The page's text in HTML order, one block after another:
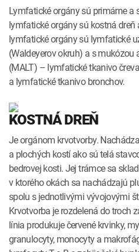
Lymfatické orgány sú primárne a
lymfatické orgány sú kostná dreň
lymfatické orgány sú lymfatické
(Waldeyerov okruh) a s
(MALT) – lymfatické tkanivo
a lymfatické tkanivo bronchov.
KOSTNÁ DREŇ
Je orgánom krvotvorby.
a plochých kostí ako sú telá
bedrovej kosti. Jej trámce sa
v ktorého okách sa nachádzajú
spolu s jednotlivými vývojovými
Krvotvorba je rozdelená do troch
línia produkuje červené krvinky,
granulocyty, monocyty a